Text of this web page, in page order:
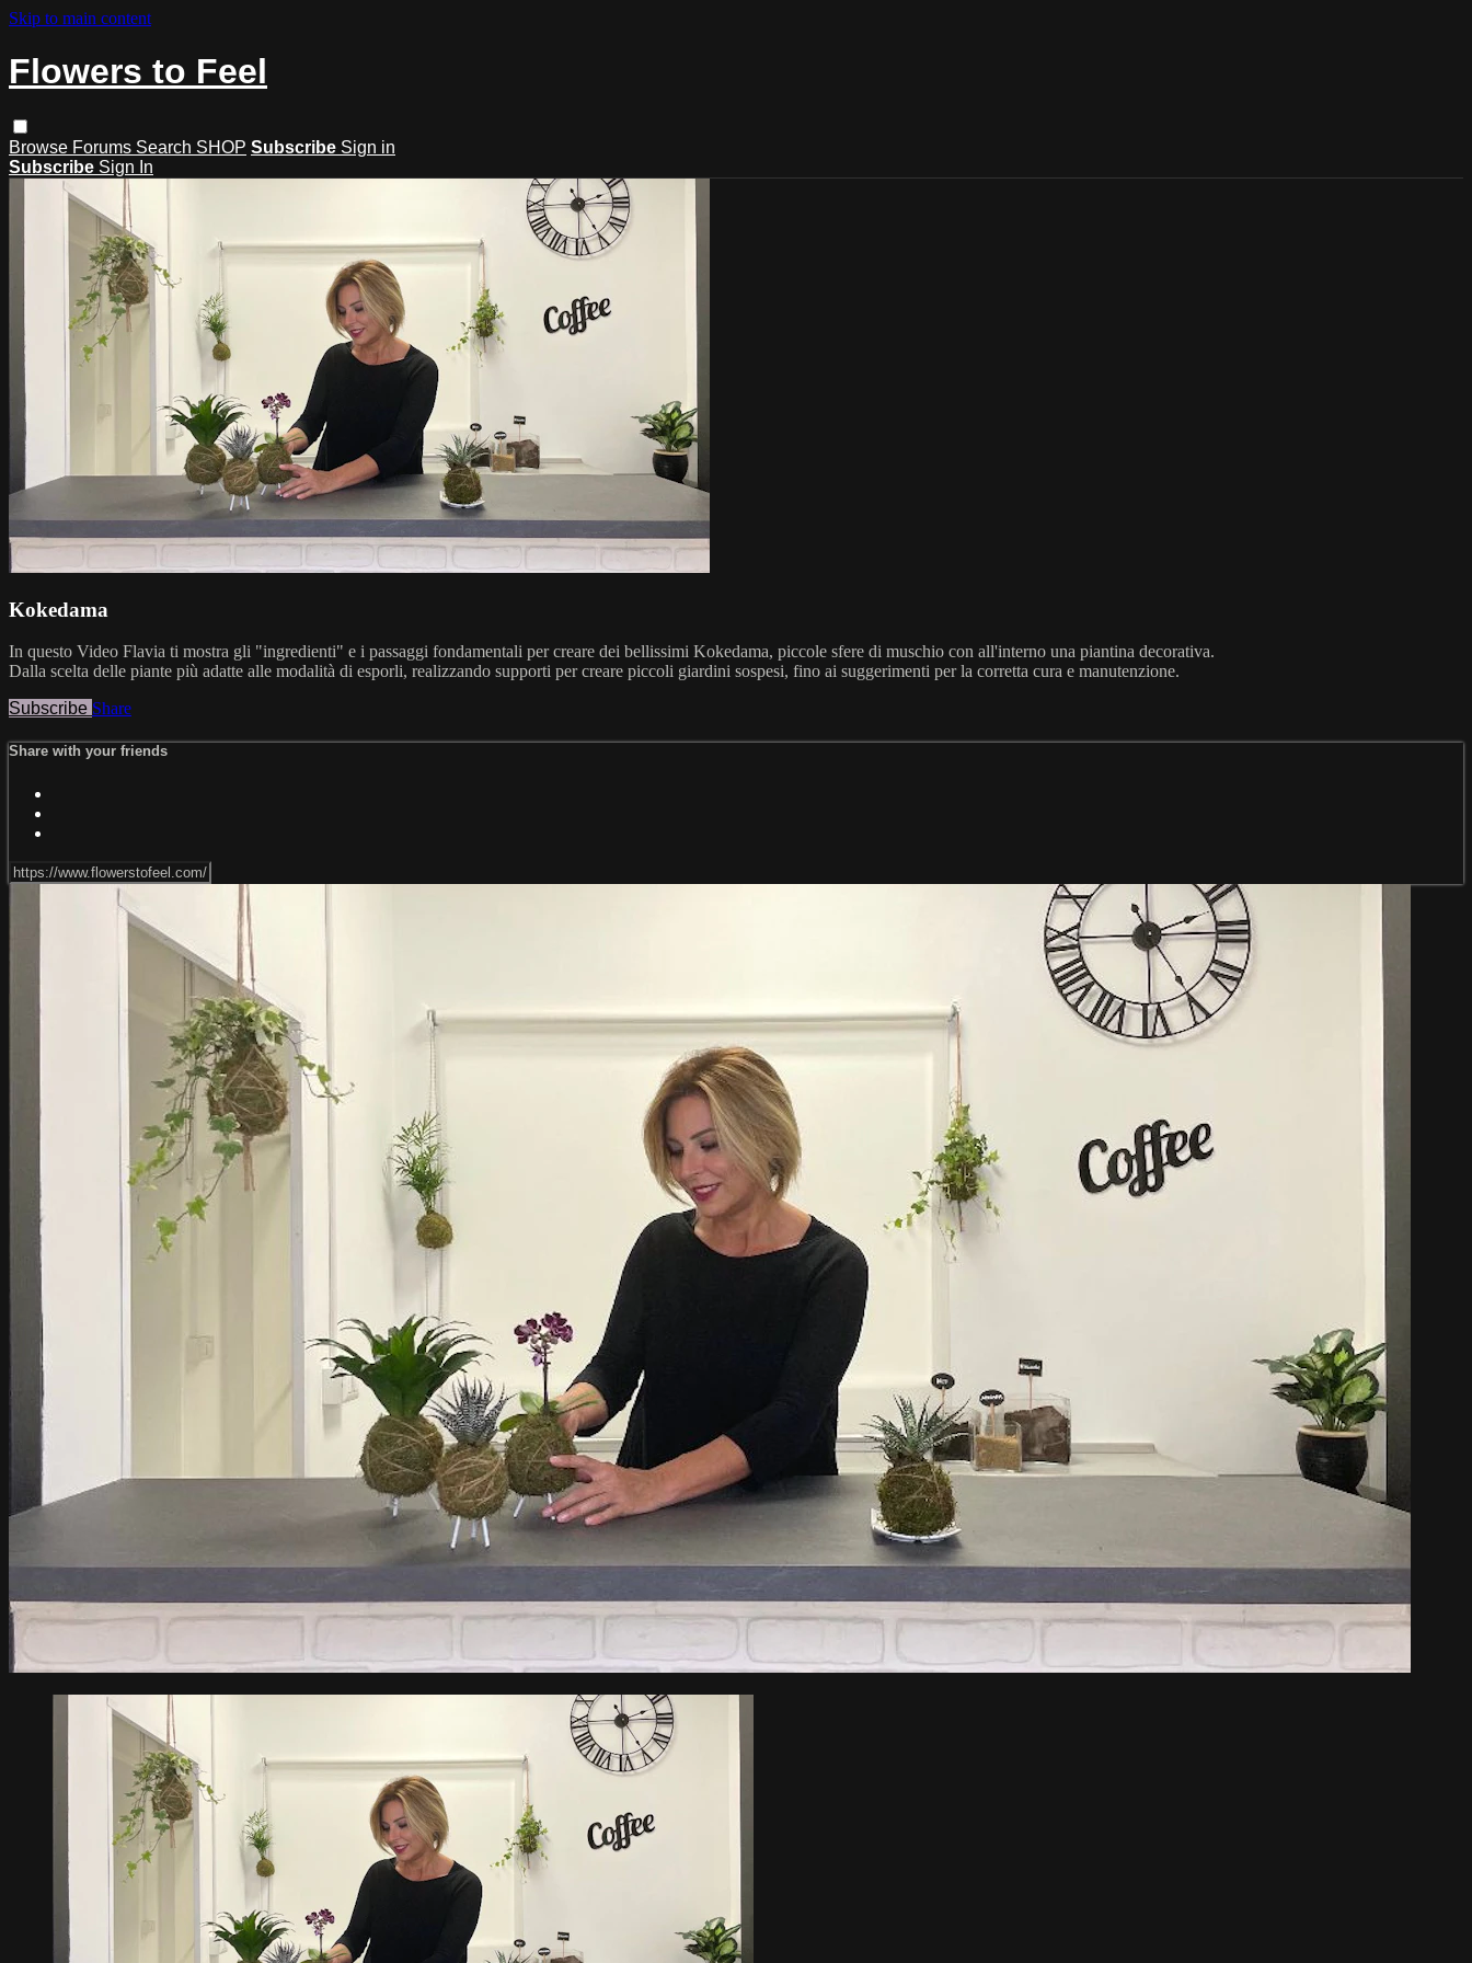
Skip to main content
Flowers to Feel
Browse Forums Search SHOP Subscribe Sign in
Subscribe Sign In
Kokedama
In questo Video Flavia ti mostra gli "ingredienti" e i passaggi fondamentali per creare dei bellissimi Kokedama, piccole sfere di muschio con all'interno una piantina decorativa.
Dalla scelta delle piante più adatte alle modalità di esporli, realizzando supporti per creare piccoli giardini sospesi, fino ai suggerimenti per la corretta cura e manutenzione.
Subscribe Share
Share with your friends